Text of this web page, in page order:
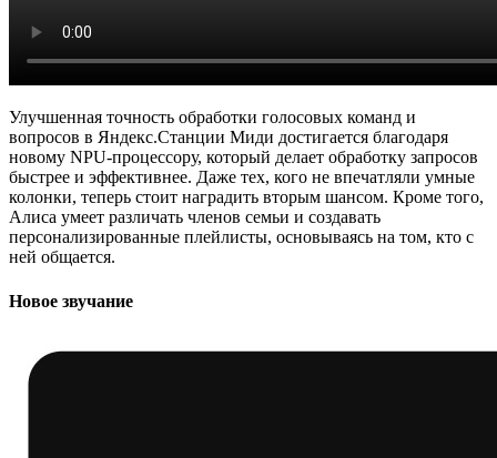
Улучшенная точность обработки голосовых команд и
вопросов в Яндекс.Станции Миди достигается благодаря
новому NPU-процессору, который делает обработку запросов
быстрее и эффективнее. Даже тех, кого не впечатляли умные
колонки, теперь стоит наградить вторым шансом. Кроме того,
Алиса умеет различать членов семьи и создавать
персонализированные плейлисты, основываясь на том, кто с
ней общается.
Новое звучание